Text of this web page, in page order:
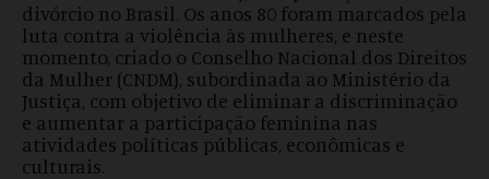
divórcio no Brasil. Os anos 80 foram marcados pela
luta contra a violência às mulheres, e neste
momento, criado o Conselho Nacional dos Direitos
da Mulher (CNDM), subordinada ao Ministério da
Justiça, com objetivo de eliminar a discriminação
e aumentar a participação feminina nas
atividades políticas públicas, econômicas e
culturais.